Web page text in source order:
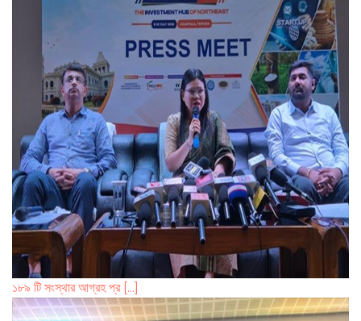
১৮৯ টি সংস্থার আগ্রহ প্র [...]